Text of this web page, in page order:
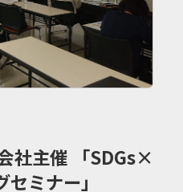
社主催 「SDGs×
ミナー」